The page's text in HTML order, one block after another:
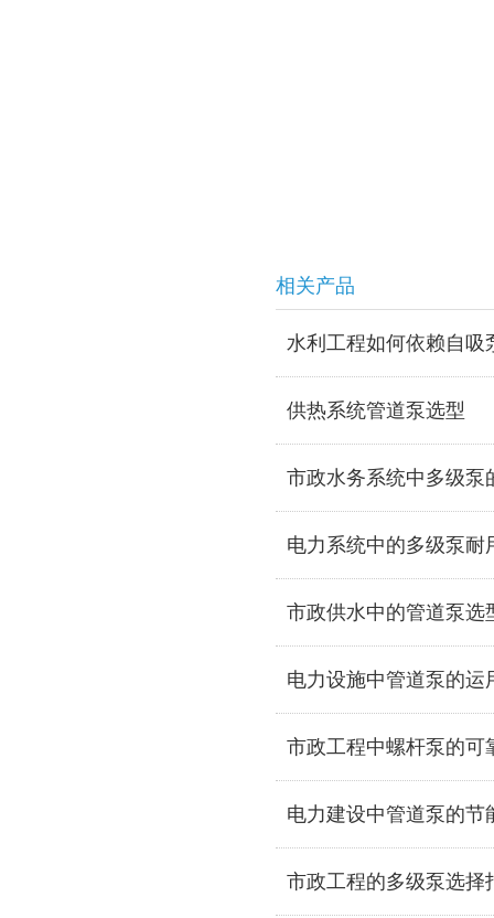
相关产品
水利工程如何依赖自吸
供热系统管道泵选型
市政水务系统中多级泵
电力系统中的多级泵耐
市政供水中的管道泵选
电力设施中管道泵的运
市政工程中螺杆泵的可
电力建设中管道泵的节
市政工程的多级泵选择